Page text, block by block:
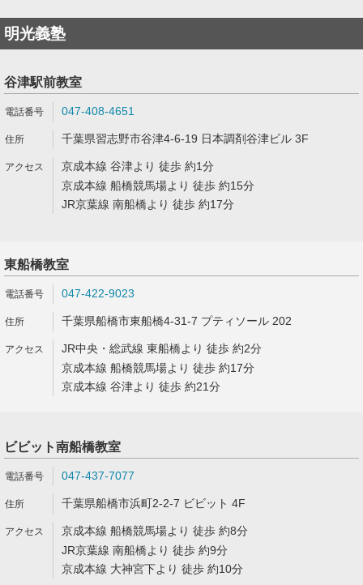
明光義塾
谷津駅前教室
047-408-4651
千葉県習志野市谷津4-6-19 日本調剤谷津ビル 3F
京成本線 谷津より 徒歩 約1分
京成本線 船橋競馬場より 徒歩 約15分
JR京葉線 南船橋より 徒歩 約17分
東船橋教室
047-422-9023
千葉県船橋市東船橋4-31-7 プティソール 202
JR中央・総武線 東船橋より 徒歩 約2分
京成本線 船橋競馬場より 徒歩 約17分
京成本線 谷津より 徒歩 約21分
ビビット南船橋教室
047-437-7077
千葉県船橋市浜町2-2-7 ビビット 4F
京成本線 船橋競馬場より 徒歩 約8分
JR京葉線 南船橋より 徒歩 約9分
京成本線 大神宮下より 徒歩 約10分